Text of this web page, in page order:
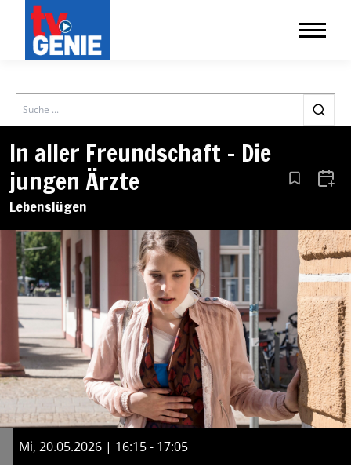
Search
In aller Freundschaft – Die
jungen Ärzte
Lebenslügen
Aus den
Mi, 20.05.2026 | 16:15 - 17:05